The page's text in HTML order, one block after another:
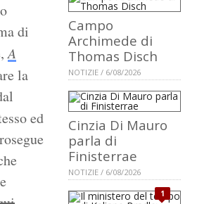
di
A
la
ed
Campo
Archimede di
Thomas Disch
NOTIZIE / 6/08/2026
Cinzia Di Mauro
parla di
Finisterrae
NOTIZIE / 6/08/2026
1